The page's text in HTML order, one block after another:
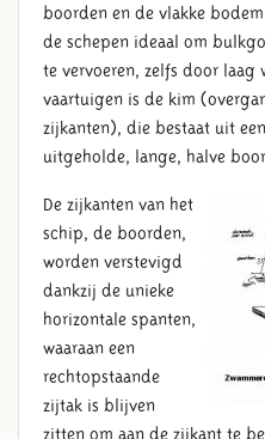
DE
boorden en de vlakke bodem
de schepen ideaal om
te vervoeren, zelfs door laag
vaartuigen is de kim
zijkanten), die bestaat uit
uitgeholde, lange, halve
De zijkanten van het
schip, de boorden,
worden verstevigd
dankzij de unieke
horizontale spanten,
waaraan een
rechtopstaande
zijtak is blijven
zitten om aan de zijkant te